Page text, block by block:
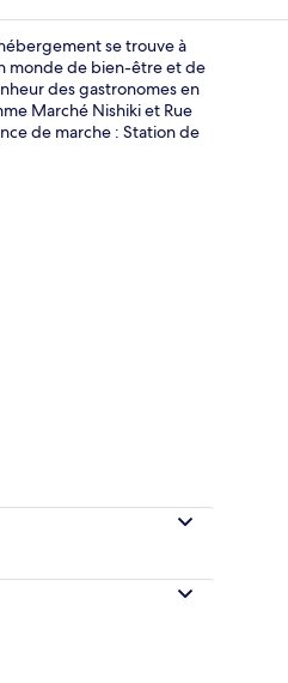
Bain public
se trouve à
monde de bien-être et de
des gastronomes en
Marché Nishiki et Rue
de marche : Station de